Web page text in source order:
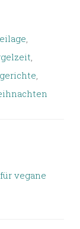
,
,
,
vegane